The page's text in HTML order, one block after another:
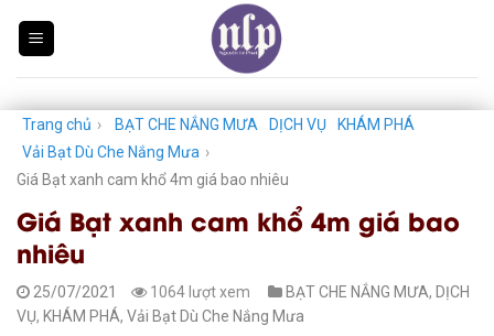
Trang chủ › BẠT CHE NẮNG MƯA DỊCH VỤ
KHÁM PHÁ
Vải Bạt Dù Che Nắng Mưa ›
Giá Bạt xanh cam khổ 4m giá bao nhiêu
Giá Bạt xanh cam khổ 4m giá bao
nhiêu
25/07/2021 1064 lượt xem BẠT CHE NẮNG MƯA, DỊCH
VỤ, KHÁM PHÁ, Vải Bạt Dù Che Nắng Mưa